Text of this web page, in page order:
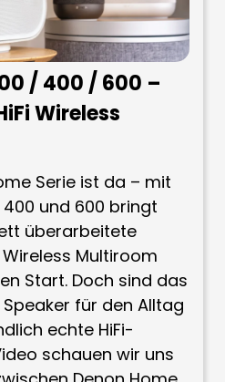
/ 400 / 600 –
Wireless
Serie ist da – mit
und 600 bringt
überarbeitete
Multiroom
Start. Doch sind das
für den Alltag
echte HiFi-
schauen wir uns